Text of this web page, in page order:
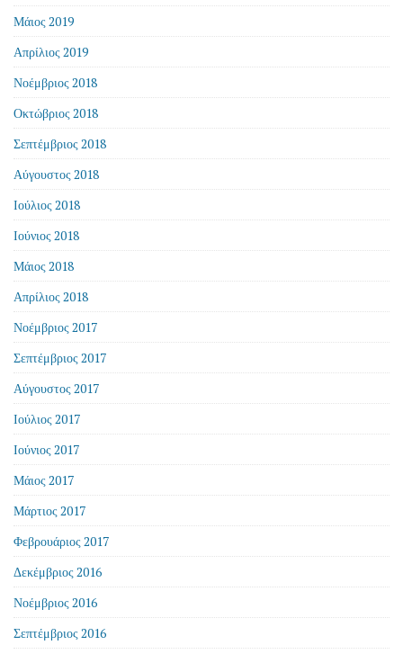
Μάιος 2019
Απρίλιος 2019
Νοέμβριος 2018
Οκτώβριος 2018
Σεπτέμβριος 2018
Αύγουστος 2018
Ιούλιος 2018
Ιούνιος 2018
Μάιος 2018
Απρίλιος 2018
Νοέμβριος 2017
Σεπτέμβριος 2017
Αύγουστος 2017
Ιούλιος 2017
Ιούνιος 2017
Μάιος 2017
Μάρτιος 2017
Φεβρουάριος 2017
Δεκέμβριος 2016
Νοέμβριος 2016
Σεπτέμβριος 2016